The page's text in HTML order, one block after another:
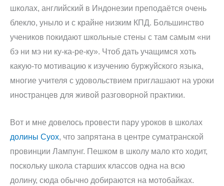
школах, английский в Индонезии преподаётся очень
блекло, уныло и с крайне низким КПД. Большинство
учеников покидают школьные стены с там самым «ни
бэ ни мэ ни ку-ка-ре-ку». Чтоб дать учащимся хоть
какую-то мотивацию к изучению буржуйского языка,
многие учителя с удовольствием приглашают на уроки
иностранцев для живой разговорной практики.
Вот и мне довелось провести пару уроков в школах
долины Суох, что запрятана в центре суматранской
провинции Лампунг. Пешком в школу мало кто ходит,
поскольку школа старших классов одна на всю
долину, сюда обычно добираются на мотобайках.